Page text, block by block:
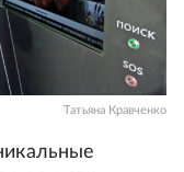
Татьяна Кравченко